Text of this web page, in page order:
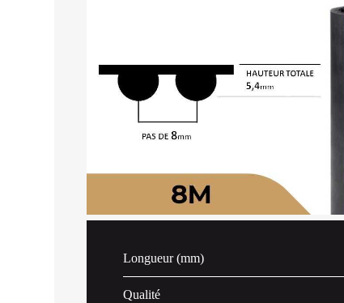
Longueur (mm)
Qualité